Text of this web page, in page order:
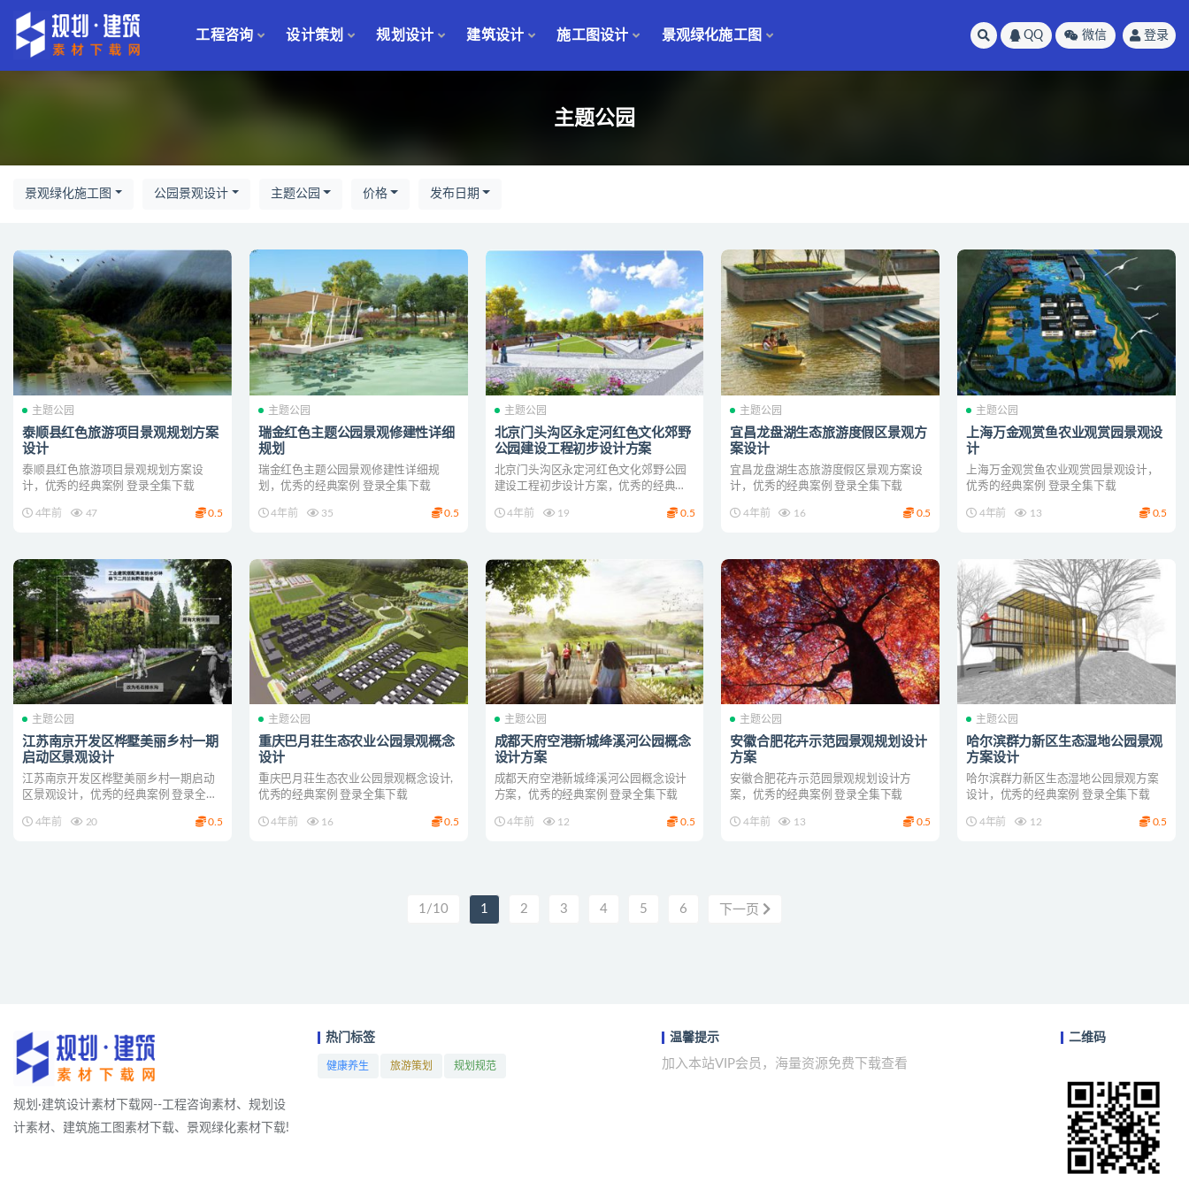
工程咨询 设计策划 规划设计 建筑设计 施工图设计 景观绿化施工图 QQ 微信 登录
主题公园
景观绿化施工图 公园景观设计 主题公园 价格 发布日期
主题公园
泰顺县红色旅游项目景观规划方案
设计
泰顺县红色旅游项目景观规划方案设
计，优秀的经典案例 登录全集下载
4年前 47 0.5
主题公园
瑞金红色主题公园景观修建性详细
规划
瑞金红色主题公园景观修建性详细规
划，优秀的经典案例 登录全集下载
4年前 35 0.5
主题公园
北京门头沟区永定河红色文化郊野
公园建设工程初步设计方案
北京门头沟区永定河红色文化郊野公园
建设工程初步设计方案，优秀的经典案
4年前
19 0.5
主题公园
宜昌龙盘湖生态旅游度假区景观方
案设计
宜昌龙盘湖生态旅游度假区景观方案设
计，优秀的经典案例 登录全集下载
4年前 16 0.5
主题公园
上海万金观赏鱼农业观赏园景观设
计
上海万金观赏鱼农业观赏园景观设计，
优秀的经典案例 登录全集下载
4年前 13 0.5
主题公园
江苏南京开发区桦墅美丽乡村一期
启动区景观设计
江苏南京开发区桦墅美丽乡村一期启动
区景观设计，优秀的经典案例 登录全集
4年前
20 0.5
主题公园
重庆巴月荘生态农业公园景观概念
设计
重庆巴月荘生态农业公园景观概念设计,
优秀的经典案例 登录全集下载
4年前 16 0.5
主题公园
成都天府空港新城绛溪河公园概念
设计方案
成都天府空港新城绛溪河公园概念设计
方案，优秀的经典案例 登录全集下载
4年前 12 0.5
主题公园
安徽合肥花卉示范园景观规划设计
方案
安徽合肥花卉示范园景观规划设计方
案，优秀的经典案例 登录全集下载
4年前 13 0.5
主题公园
哈尔滨群力新区生态湿地公园景观
方案设计
哈尔滨群力新区生态湿地公园景观方案
设计，优秀的经典案例 登录全集下载
4年前 12 0.5
1/10 1 2 3 4 5 6 下一页
规划·建筑设计素材下载网--工程咨询素材、规划设
计素材、建筑施工图素材下载、景观绿化素材下载!
热门标签
健康养生 旅游策划 规划规范
温馨提示
加入本站VIP会员，海量资源免费下载查看
二维码